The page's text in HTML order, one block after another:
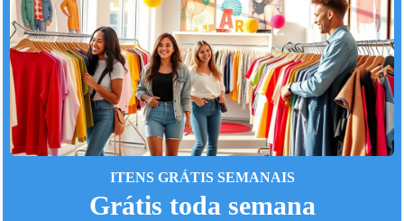
ITENS GRÁTIS SEMANAIS
Grátis toda semana